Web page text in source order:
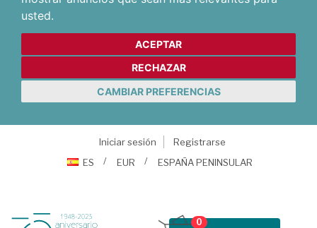
usted.
ACEPTAR
RECHAZAR
CAMBIAR PREFERENCIAS
Iniciar sesión
Registrarse
ES
EUR ESPAÑA PENINSULAR
0